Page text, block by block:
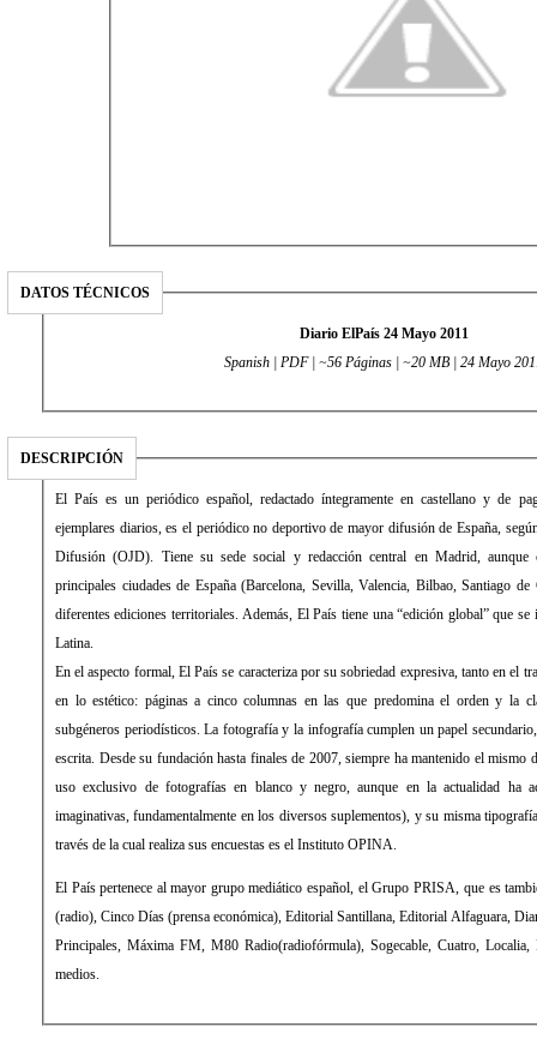
DATOS TÉCNICOS
Diario ElPaís 24 Mayo 2011
Spanish | PDF | ~56 Páginas | ~20 MB | 24 Mayo
DESCRIPCIÓN
El País es un periódico español, redactado íntegramente en castellano y de pago. Con una media de 431.034
ejemplares diarios, es el periódico no deportivo de mayor difusión de España, según la Oficina de Justificación de la
Difusión (OJD). Tiene su sede social y redacción central en Madrid, aunque cuenta con delegaciones en las
principales ciudades de España (Barcelona, Sevilla, Valencia, Bilbao, Santiago de Compostela) desde las que edita
diferentes ediciones territoriales. Además, El País tiene una “edición global” que se imprime y distribuye en América
Latina.
En el aspecto formal, El País se caracteriza por su sobriedad expresiva, tanto en el tratamiento de la información como
en lo estético: páginas a cinco columnas en las que predomina el orden y la clara distribución de los distintos
subgéneros periodísticos. La fotografía y la infografía cumplen un papel secundario, de mero apoyo a la información
escrita. Desde su fundación hasta finales de 2007, siempre ha mantenido el mismo diseño, sin apenas evolución (con
uso exclusivo de fotografías en blanco y negro, aunque en la actualidad ha aceptado el color y formas más
imaginativas, fundamentalmente en los diversos suplementos), y su misma tipografía: la Times Roman. La empresa a
través de la cual realiza sus encuestas es el Instituto OPINA.
El País pertenece al mayor grupo mediático español, el Grupo PRISA, que es también propietario de la Cadena SER
(radio), Cinco Días (prensa económica), Editorial Santillana, Editorial Alfaguara, Diario As (prensa deportiva), Los 40
Principales, Máxima FM, M80 Radio(radiofórmula), Sogecable, Cuatro, Localia, Digital+ (televisión), entre otros
medios.